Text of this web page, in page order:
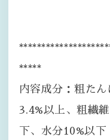
*****
内容成分：粗た
3.4%以上、粗繊
下、水分10%以下